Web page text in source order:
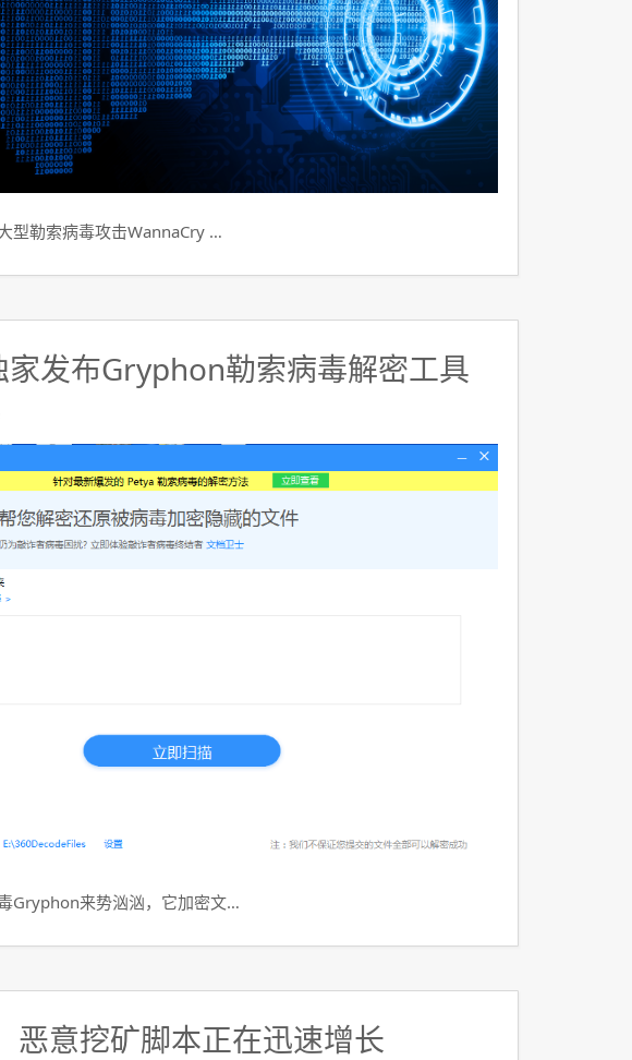
型勒索病毒攻击WannaCry …
家发布Gryphon勒索病毒解密工具
Gryphon来势汹汹，它加密文…
恶意挖矿脚本正在迅速增长